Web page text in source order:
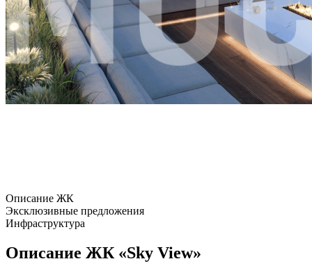
Описание ЖК
Эксклюзивные предложения
Инфраструктура
Описание ЖК «Sky View»